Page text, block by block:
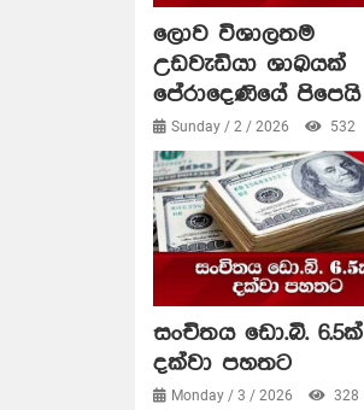
ලොව විශාලතම
උඩවැඩියා ශාඛයක්
පේරාදෙණියේ පිපෙයි
Sunday / 2 / 2026 532
සංචිතය ඩො.බි. 6.5ක්
දක්වා පහතට
Monday / 3 / 2026 328